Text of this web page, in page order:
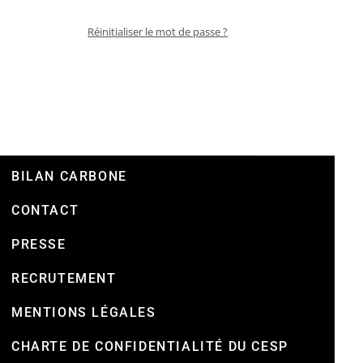
Réinitialiser le mot de passe ?
BILAN CARBONE
CONTACT
PRESSE
RECRUTEMENT
MENTIONS LÉGALES
CHARTE DE CONFIDENTIALITÉ DU CESP